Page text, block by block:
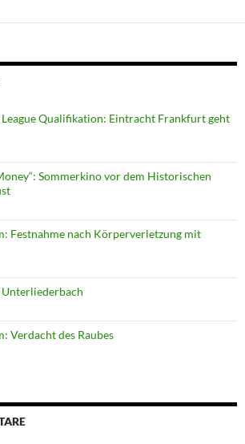
League Qualifikation: Eintracht Frankfurt geht
Sommerkino vor dem Historischen
Festnahme nach Körperverletzung mit
Verdacht des Raubes